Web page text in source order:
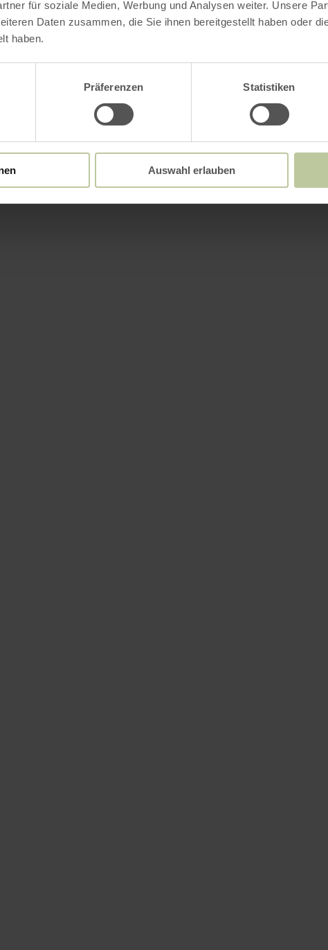
für soziale Medien, Werbung und Analysen weiter. Unsere
Daten zusammen, die Sie ihnen bereitgestellt haben oder
haben.
Präferenzen Statistiken
Auswahl erlauben